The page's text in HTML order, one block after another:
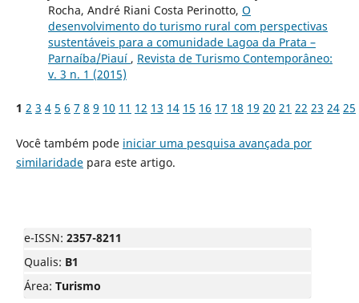
Rocha, André Riani Costa Perinotto, O
desenvolvimento do turismo rural com perspectivas
sustentáveis para a comunidade Lagoa da Prata –
Parnaíba/Piauí , Revista de Turismo Contemporâneo:
v. 3 n. 1 (2015)
1 2 3 4 5 6 7 8 9 10 11 12 13 14 15 16 17 18 19 20 21 22 23 24 25
Você também pode iniciar uma pesquisa avançada por
similaridadepara este artigo.
e-ISSN: 2357-8211
Qualis: B1
Área: Turismo